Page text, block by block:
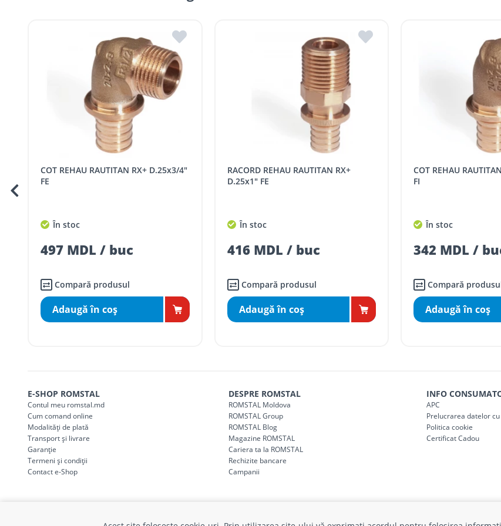
Livrările se fac în intervalul orar:
Luni – vineri: 09:00 – 17:00.
Comenzile sub 5000 lei pentru mun. Chișinău, r. Ialoveni și r. Strășeni, pot fi ridicate GRATUIT din cel mai apropiat
Comenzile pentru celelalte localități și raioane din țară, indiferent de sumă, pot fi ridicate GRATUIT, săptămânal, din
Pentru livrarea la adresa indicată de client, sunt în vigoare următoarele tarife:
SER08409 Taxa transport țară (se calculează pentru distanța tur - retur) 5 / km / directie
(comanda online, comanda magazin)
(comanda online, comanda magazin)
str. Heciului 2A, MD 3100, Bălți, R.
COT REHAU RAUTITAN RX+ D.25x3/4"
FE
În stoc
497 MDL / buc
Compară produsul
Adaugă în coş
RACORD REHAU RAUTITAN RX+
D.25x1" FE
În stoc
416 MDL / buc
Compară produsul
Adaugă în coş
COT REHAU RAUTITAN RX+ D.16x1/2"
FI
În stoc
342 MDL /
Compară
Adaugă în coş
E-SHOP ROMSTAL
Contul meu romstal.md
Cum comand online
Modalități de plată
Transport și livrare
Garanție
Termeni și condiții
Contact e-Shop
DESPRE ROMSTAL
ROMSTAL Moldova
ROMSTAL Group
ROMSTAL Blog
Magazine ROMSTAL
Cariera ta la ROMSTAL
Rechizite bancare
Campanii
INFO
APC
Prelucrarea datelor
Politica cookie
Certificat Cadou